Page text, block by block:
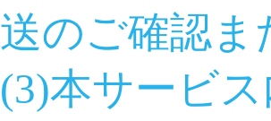
送のご確認ま
(3)本サービ